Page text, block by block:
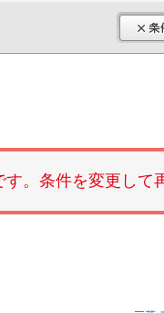
。条件を変更して